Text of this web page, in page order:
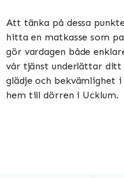
Att tänka på dessa
hitta en matkasse som
gör vardagen både
vår tjänst underlättar
glädje och bekvämlighet
hem till dörren i Ucklum.